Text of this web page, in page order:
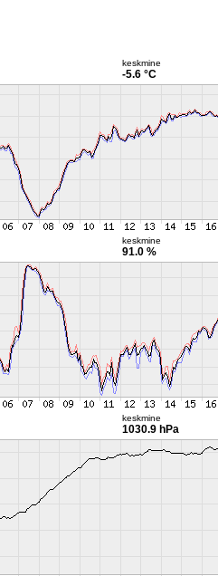
keskmine
-5.6 °C
keskmine
91.0 %
keskmine
1030.9 hPa